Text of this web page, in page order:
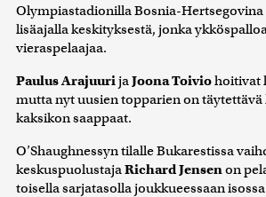
Olympiastadionilla Bosnia-
lisäajalla keskityksestä, jonka
vieraspelaajaa.
Paulus ArajuurijaJoona Toiviohoitivat
mutta nyt uusien topparien on
kaksikon saappaat.
O’Shaughnessyn tilalle Bukarestissa
keskuspuolustajaRichard Jensenon
toisella sarjatasolla joukkueessaan